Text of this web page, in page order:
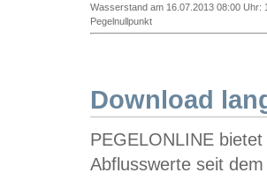
Wasserstand am 16.07.2013 08:00 Uhr:
Pegelnullpunkt
Download
PEGELONLINE
Abflusswerte seit